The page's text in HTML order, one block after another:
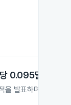
0.095달러 배당
발표하며, 유닛